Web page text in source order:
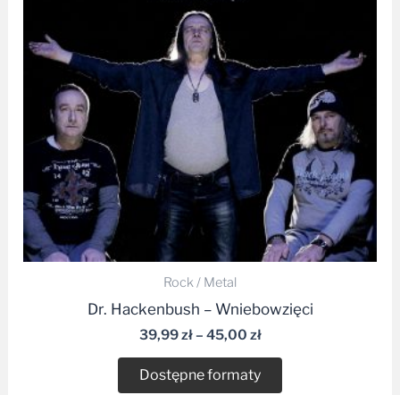
Rock / Metal
Dr. Hackenbush – Wniebowzięci
39,99zł– 45,00 zł
Dostępne formaty